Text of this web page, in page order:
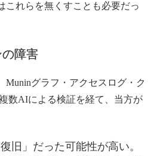
これらを無くすことも必要だっ
障害
Muninグラフ・アクセスログ・ク
数AIによる検証を経て、当方が
旧」だった可能性が高い。